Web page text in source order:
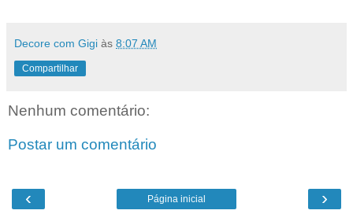
Decore com Gigi às 8:07 AM
Compartilhar
Nenhum comentário:
Postar um comentário
‹ ›
Página inicial